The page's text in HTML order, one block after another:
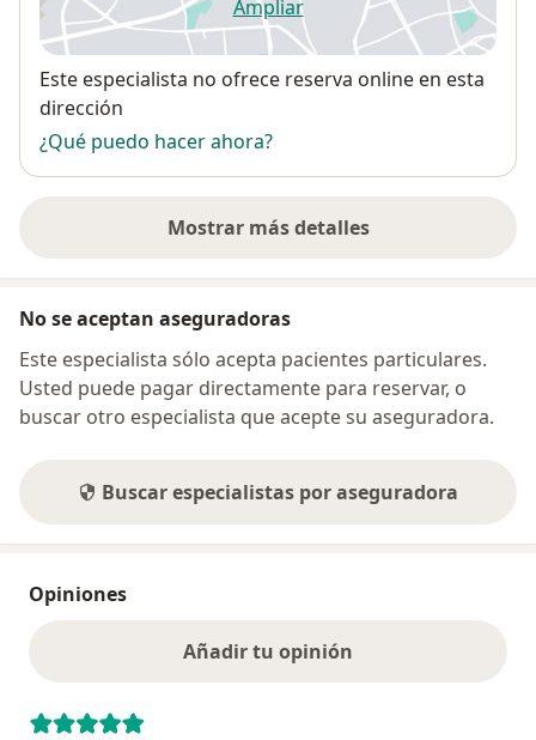
Ampliarse abre en una nueva
Disponibilidad
Este especialista no ofrece reserva online en esta
dirección
¿Qué puedo hacer ahora?
Mostrar más detalles
sobre la dirección
No se aceptan aseguradoras
Este especialista sólo acepta pacientes particulares.
Usted puede pagar directamente para reservar, o
buscar otro especialista que acepte su aseguradora.
Buscar especialistas por aseguradora
Opiniones
Añadir tu opinión